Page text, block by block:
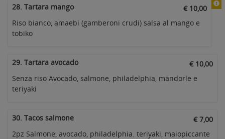
28. Tartara mango
€ 10,00
Riso bianco, amaebi (gamberoni crudi) salsa al mango e
tobiko
29. Tartara avocado
€ 10,00
Senza riso Avocado, salmone, philadelphia, mandorle e
teriyaki
30. Tacos salmone
€ 7,00
2pz Salmone, avocado, philadelphia. teriyaki, maiopiccante